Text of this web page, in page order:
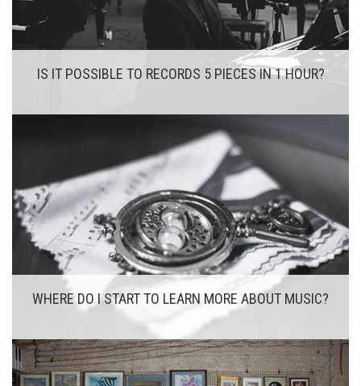
IS IT POSSIBLE TO RECORDS 5 PIECES IN 1 HOUR?
WHERE DO I START TO LEARN MORE ABOUT MUSIC?